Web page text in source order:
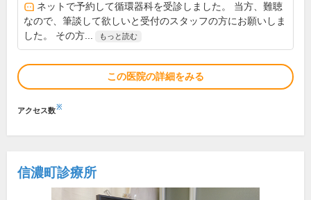
ネットで予約して循環器科を受診しました。 当方、難聴
なので、筆談して欲しいと受付のスタッフの方にお願いしま
した。 その方...
もっと読む
この医院の詳細をみる
アクセス数※
信濃町診療所